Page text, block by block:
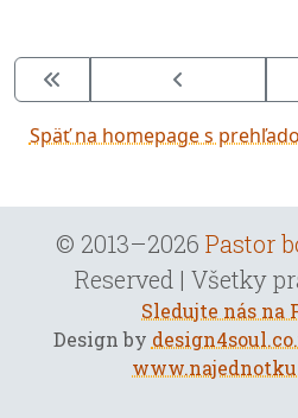
Späť na homepage s
© 2013–2026 Pastor
Reserved | Všetky
Sledujte nás na
Design by